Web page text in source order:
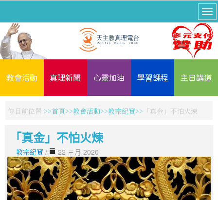
教會活動 真理新聞 心靈加油 學習課程 主日講道
你目前位置: 首頁 教會活動 教宗紀實 「真金」不怕火煉
「真金」不怕火煉
教宗紀實 / 22 三月 2020